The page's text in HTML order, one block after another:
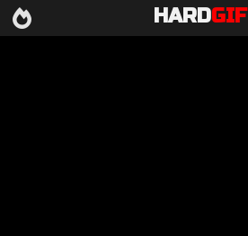
HARDGIF